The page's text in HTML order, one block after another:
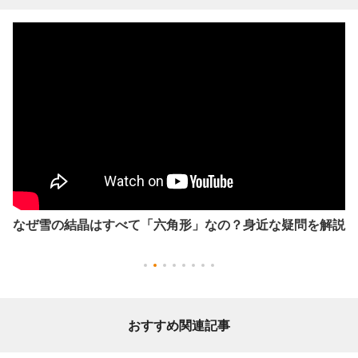
なぜ雪の結晶はすべて「六角形」なの？身近な疑問を解説
おすすめ関連記事